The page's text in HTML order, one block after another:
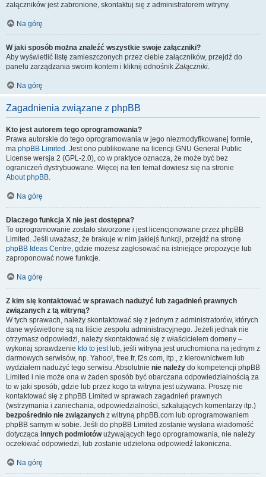
załączników jest zabronione, skontaktuj się z administratorem witryny.
Na górę
W jaki sposób można znaleźć wszystkie swoje załączniki?
Aby wyświetlić listę zamieszczonych przez ciebie załączników, przejdź do
panelu zarządzania swoim kontem i kliknij odnośnikZałączniki.
Na górę
Zagadnienia związane z phpBB
Kto jest autorem tego oprogramowania?
Prawa autorskie do tego oprogramowania w jego niezmodyfikowanej formie,
ma phpBB Limited . Jest ono publikowane na licencji GNU General Public
License wersja 2 (GPL-2.0), co w praktyce oznacza, że może być bez
ograniczeń dystrybuowane. Więcej na ten temat dowiesz się na stronie
About phpBB.
Na górę
Dlaczego funkcja X nie jest dostępna?
To oprogramowanie zostało stworzone i jest licencjonowane przez phpBB
Limited. Jeśli uważasz, że brakuje w nim jakiejś funkcji, przejdź na stronę
phpBB Ideas Centre, gdzie możesz zagłosować na istniejące propozycje lub
zaproponować nowe funkcje.
Na górę
Z kim się kontaktować w sprawach nadużyć lub zagadnień prawnych
związanych z tą witryną?
W tych sprawach, należy skontaktować się z jednym z administratorów, których
dane wyświetlone są na liście zespołu administracyjnego. Jeżeli jednak nie
otrzymasz odpowiedzi, należy skontaktować się z właścicielem domeny –
wykonaj sprawdzenie kto to jestlub, jeśli witryna jest uruchomiona na jednym z
darmowych serwisów, np. Yahoo!, free.fr, f2s.com, itp., z kierownictwem lub
wydziałem nadużyć tego serwisu. Absolutnie nie należy do kompetencji phpBB
Limited i nie może ona w żaden sposób być obarczana odpowiedzialnością za
to w jaki sposób, gdzie lub przez kogo ta witryna jest używana. Proszę nie
kontaktować się z phpBB Limited w sprawach zagadnień prawnych
(wstrzymania i zaniechania, odpowiedzialności, szkalujących komentarzy itp.)
bezpośrednio nie związanych z witryną phpBB.com lub oprogramowaniem
phpBB samym w sobie. Jeśli do phpBB Limited zostanie wysłana wiadomość
dotycząca innych podmiotówużywających tego oprogramowania, nie należy
oczekiwać odpowiedzi, lub zostanie udzielona odpowiedź lakoniczna.
Na górę